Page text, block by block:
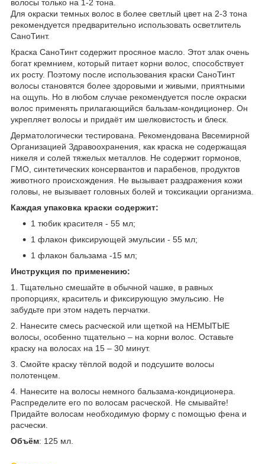
волосы только на 1-2 тона.
Для окраски темных волос в более светлый цвет на 2-3 тона
рекомендуется предварительно использовать осветлитель
СаноТинт.
Краска СаноТинт содержит просяное масло. Этот злак очень
богат кремнием, который питает корни волос, способствует
их росту. Поэтому после использования краски СаноТинт
волосы становятся более здоровыми и живыми, приятными
на ощупь. Но в любом случае рекомендуется после окраски
волос применять прилагающийся бальзам-кондиционер. Он
укрепляет волосы и придаёт им шелковистость и блеск.
Дерматологически тестирована. Рекомендована Ввсемирной
Организацией Здравоохранения, как краска не содержащая
никеля и солей тяжелых металлов. Не содержит гормонов,
ГМО, синтетических консервантов и парабенов, продуктов
животного происхождения. Не вызывает раздражения кожи
головы, не вызывает головных болей и токсикации организма.
Каждая упаковка краски содержит:
1 тюбик красителя - 55 мл;
1 флакон фиксирующей эмульсии - 55 мл;
1 флакон бальзама -15 мл;
Инструкция по применению:
1. Тщательно смешайте в обычной чашке, в равных
пропорциях, краситель и фиксирующую эмульсию. Не
забудьте при этом надеть перчатки.
2. Нанесите смесь расческой или щеткой на НЕМЫТЫЕ
волосы, особенно тщательно – на корни волос. Оставьте
краску на волосах на 15 – 30 минут.
3. Смойте краску тёплой водой и подсушите волосы
полотенцем.
4. Нанесите на волосы немного бальзама-кондиционера.
Распределите его по волосам расческой. Не смывайте!
Придайте волосам необходимую форму с помощью фена и
расчески.
Объём: 125 мл.